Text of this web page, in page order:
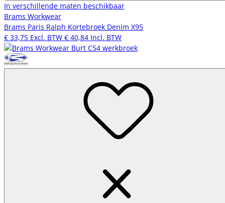
In verschillende maten beschikbaar
Brams Workwear
Brams Paris Ralph Kortebroek Denim X95
€ 33,75 Excl. BTW € 40,84 Incl. BTW